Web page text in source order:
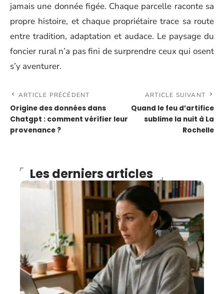
jamais une donnée figée. Chaque parcelle raconte sa
propre histoire, et chaque propriétaire trace sa route
entre tradition, adaptation et audace. Le paysage du
foncier rural n’a pas fini de surprendre ceux qui osent
s’y aventurer.
ARTICLE PRÉCÉDENT
Origine des données dans
Chatgpt : comment vérifier leur
provenance ?
ARTICLE SUIVANT
Quand le feu d’artifice
sublime la nuit à La
Rochelle
Les derniers articles